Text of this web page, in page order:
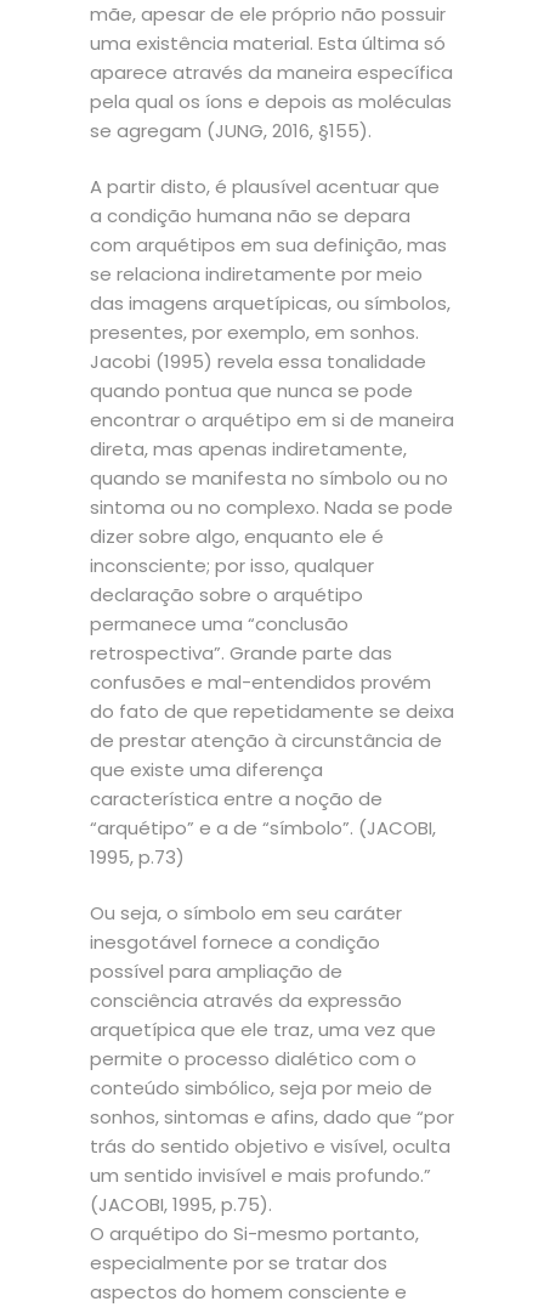
mãe, apesar de ele próprio não possuir
uma existência material. Esta última só
aparece através da maneira específica
pela qual os íons e depois as moléculas
se agregam (JUNG, 2016, §155).
A partir disto, é plausível acentuar que
a condição humana não se depara
com arquétipos em sua definição, mas
se relaciona indiretamente por meio
das imagens arquetípicas, ou símbolos,
presentes, por exemplo, em sonhos.
Jacobi (1995) revela essa tonalidade
quando pontua que nunca se pode
encontrar o arquétipo em si de maneira
direta, mas apenas indiretamente,
quando se manifesta no símbolo ou no
sintoma ou no complexo. Nada se pode
dizer sobre algo, enquanto ele é
inconsciente; por isso, qualquer
declaração sobre o arquétipo
permanece uma “conclusão
retrospectiva”. Grande parte das
confusões e mal-entendidos provém
do fato de que repetidamente se deixa
de prestar atenção à circunstância de
que existe uma diferença
característica entre a noção de
“arquétipo” e a de “símbolo”. (JACOBI,
1995, p.73)
Ou seja, o símbolo em seu caráter
inesgotável fornece a condição
possível para ampliação de
consciência através da expressão
arquetípica que ele traz, uma vez que
permite o processo dialético com o
conteúdo simbólico, seja por meio de
sonhos, sintomas e afins, dado que “por
trás do sentido objetivo e visível, oculta
um sentido invisível e mais profundo.”
(JACOBI, 1995, p.75).
O arquétipo do Si-mesmo portanto,
especialmente por se tratar dos
aspectos do homem consciente e